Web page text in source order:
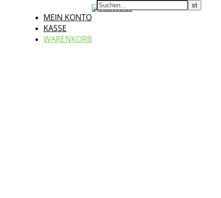
MEIN KONTO
KASSE
WARENKORB